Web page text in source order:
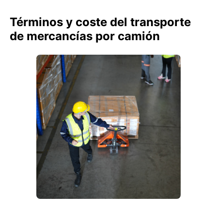
Términos y coste del transporte
de mercancías por camión